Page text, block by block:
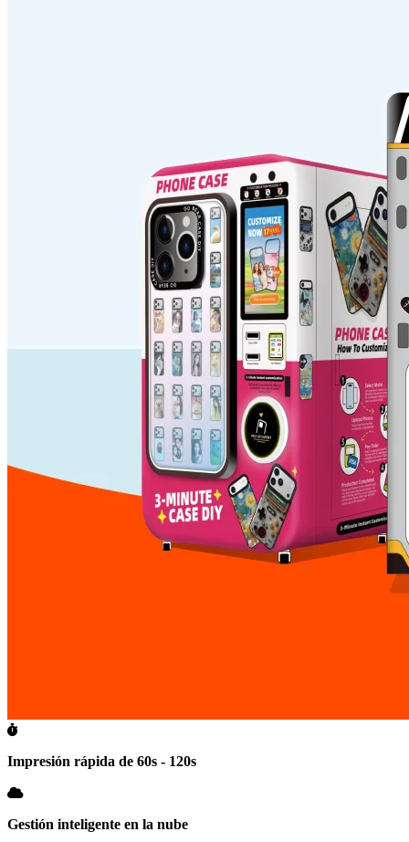
Impresión rápida de 60s - 120s
Gestión inteligente en la nube